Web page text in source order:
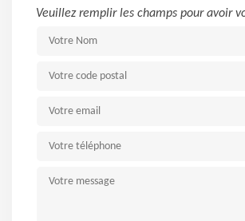
Veuillez remplir les champs pour avoir